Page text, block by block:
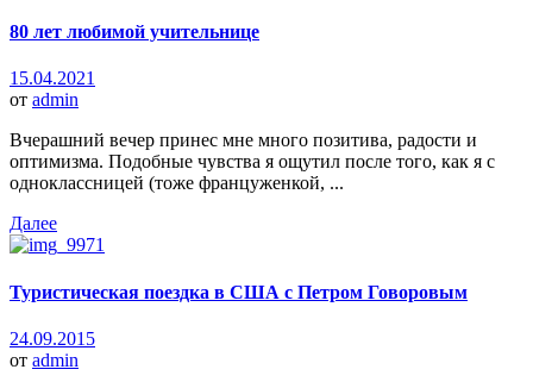
80 лет любимой учительнице
15.04.2021
от admin
Вчерашний вечер принес мне много позитива, радости и
оптимизма. Подобные чувства я ощутил после того, как я с
одноклассницей (тоже француженкой, ...
Далее
Туристическая поездка в США с Петром Говоровым
24.09.2015
от admin